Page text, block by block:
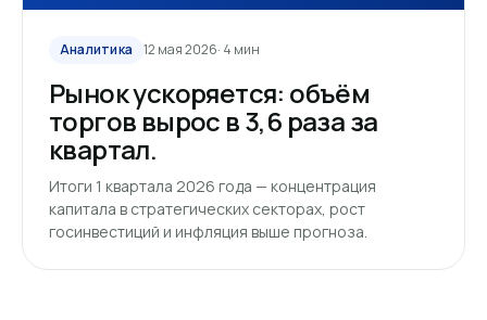
Аналитика 12 мая 2026· 4 мин
Рынок ускоряется: объём
торгов вырос в 3,6 раза за
квартал.
Итоги 1 квартала 2026 года — концентрация
капитала в стратегических секторах, рост
госинвестиций и инфляция выше прогноза.